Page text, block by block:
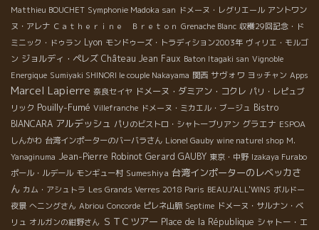
Matthieu BOUCHET Symphonie Madoka san ドメーヌ・レグリエール アントワン
ヌ・アレナ Ｃａｔｈｅｒｉｎｅ Ｂｒｅｔｏｎ Grenache Blanc 収穫29回記念・ド
ミニック・ドゥラン Lyon モンドゥーズ・トラディション2003年 ヴィリエ・モルゴ
ン ジョルディ・ペレズ Château Jean Faux Baton Itagaki san Vignoble
Energique Sumiyaki SHINORI le couple Nakayama 関西 サヴォワ ヨッチャン Apps
Marcel Lapierre 奈良セイヤ ドメーヌ・ダミアン・コクレ パリ・レピュブ
リック Pouilly-Fumé Villefranche ドメーヌ・ミカエル・ブージュ Bistro
BIANCARA アルデッシュ パリのビストロ・シャトーブリアン グラエナ ESPOA
しんかわ 台湾インポーターのバーバラさん Lionel Gauby wine naturel shop M.
Yanaginuma Jean-Pierre Robinot Gerard GAUBY 東京・中野 Izakaya Furabo
ポール・ルデール モンギュー村 Sumeshiya 台湾インポーターのレベッカさ
ん カム・アシュトラ Les Grands Verres 2018 Paris BEAUJ'ALL'WINS ボルドー
夜景 へニングさん Abriou Concorde ピレネ山脈 Septime ドメーヌ・サルナン・ベ
リュ オルガンの紺野さん ＳＴＣツアー Place de la République シャトー・エ